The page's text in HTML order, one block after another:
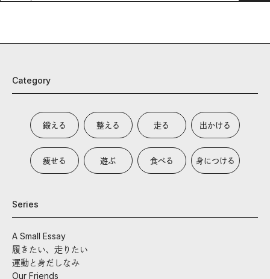
Category
鍛える 整える 走る 出かける
痩せる 遊ぶ 食べる 身につける
Series
A Small Essay
履きたい、走りたい
運動と身だしなみ
Our Friends